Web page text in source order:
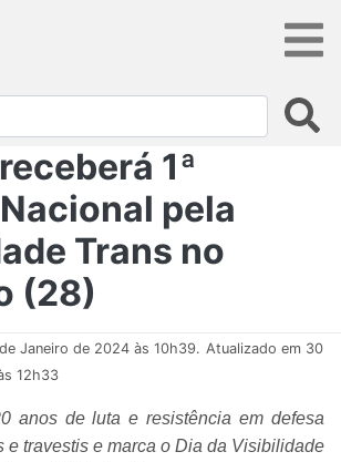
1ª
pela
Trans no
(28)
Janeiro de 2024 às 10h39. Atualizado em 30
12h33
anos de luta e resistência em defesa
e travestis e marca o Dia da Visibilidade